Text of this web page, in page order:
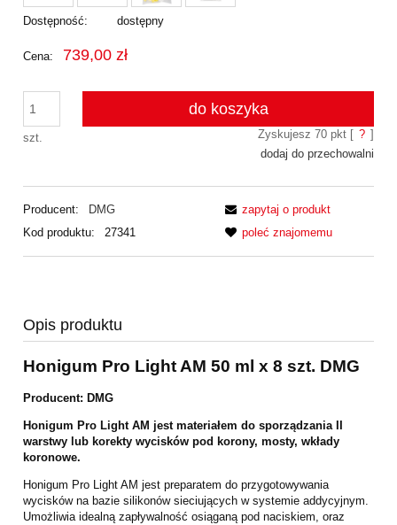
Dostępność: dostępny
Cena: 739,00 zł
szt.
do koszyka
Zyskujesz 70pkt [ ? ]
dodaj do przechowalni
Producent:
DMG
Kod produktu:
27341
zapytaj o produkt
poleć znajomemu
Opis produktu
Honigum Pro Light AM 50 ml x 8 szt. DMG
Producent: DMG
Honigum Pro Light AM jest materiałem do sporządzania II
warstwy lub korekty wycisków pod korony, mosty, wkłady
koronowe.
Honigum Pro Light AM jest preparatem do przygotowywania
wycisków na bazie silikonów sieciujących w systemie addycyjnym.
Umożliwia idealną zapływalność osiąganą pod naciskiem, oraz